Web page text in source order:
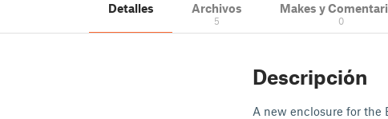
Detalles Archivos
5
Makes y
0
Descripción
A new enclosure for the